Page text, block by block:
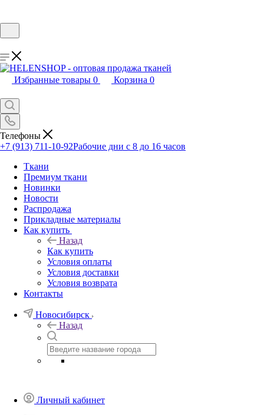
Избранные товары 0 Корзина 0
Телефоны
+7 (913) 711-10-92Рабочие дни с 8 до 16 часов
Ткани
Премиум ткани
Новинки
Новости
Распродажа
Прикладные материалы
Как купить
Назад
Как купить
Условия оплаты
Условия доставки
Условия возврата
Контакты
Новосибирск
Назад
Личный кабинет